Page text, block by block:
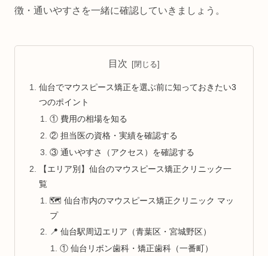
徴・通いやすさを一緒に確認していきましょう。
目次
仙台でマウスピース矯正を選ぶ前に知っておきたい3
つのポイント
① 費用の相場を知る
② 担当医の資格・実績を確認する
③ 通いやすさ（アクセス）を確認する
【エリア別】仙台のマウスピース矯正クリニック一
覧
🗺️ 仙台市内のマウスピース矯正クリニック マッ
プ
📍 仙台駅周辺エリア（青葉区・宮城野区）
① 仙台リボン歯科・矯正歯科（一番町）